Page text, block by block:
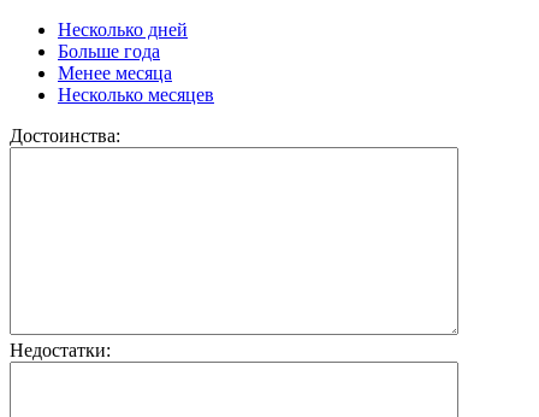
Несколько дней
Больше года
Менее месяца
Несколько месяцев
Достоинства:
Недостатки: